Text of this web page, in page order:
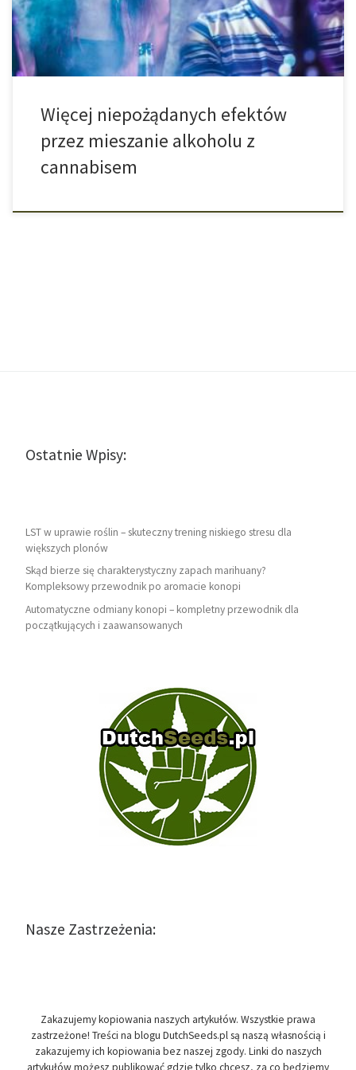
powodem takiego zachowania jest pożądanie odczuwania
mocniejszego […]
Więcej niepożądanych efektów
przez mieszanie alkoholu z
cannabisem
Ostatnie Wpisy:
LST w uprawie roślin – skuteczny trening niskiego stresu dla
większych plonów
Skąd bierze się charakterystyczny zapach marihuany?
Kompleksowy przewodnik po aromacie konopi
Automatyczne odmiany konopi – kompletny przewodnik dla
początkujących i zaawansowanych
Nasze Zastrzeżenia:
Zakazujemy kopiowania naszych artykułów. Wszystkie prawa
zastrzeżone! Treści na blogu DutchSeeds.pl są naszą własnością i
zakazujemy ich kopiowania bez naszej zgody. Linki do naszych